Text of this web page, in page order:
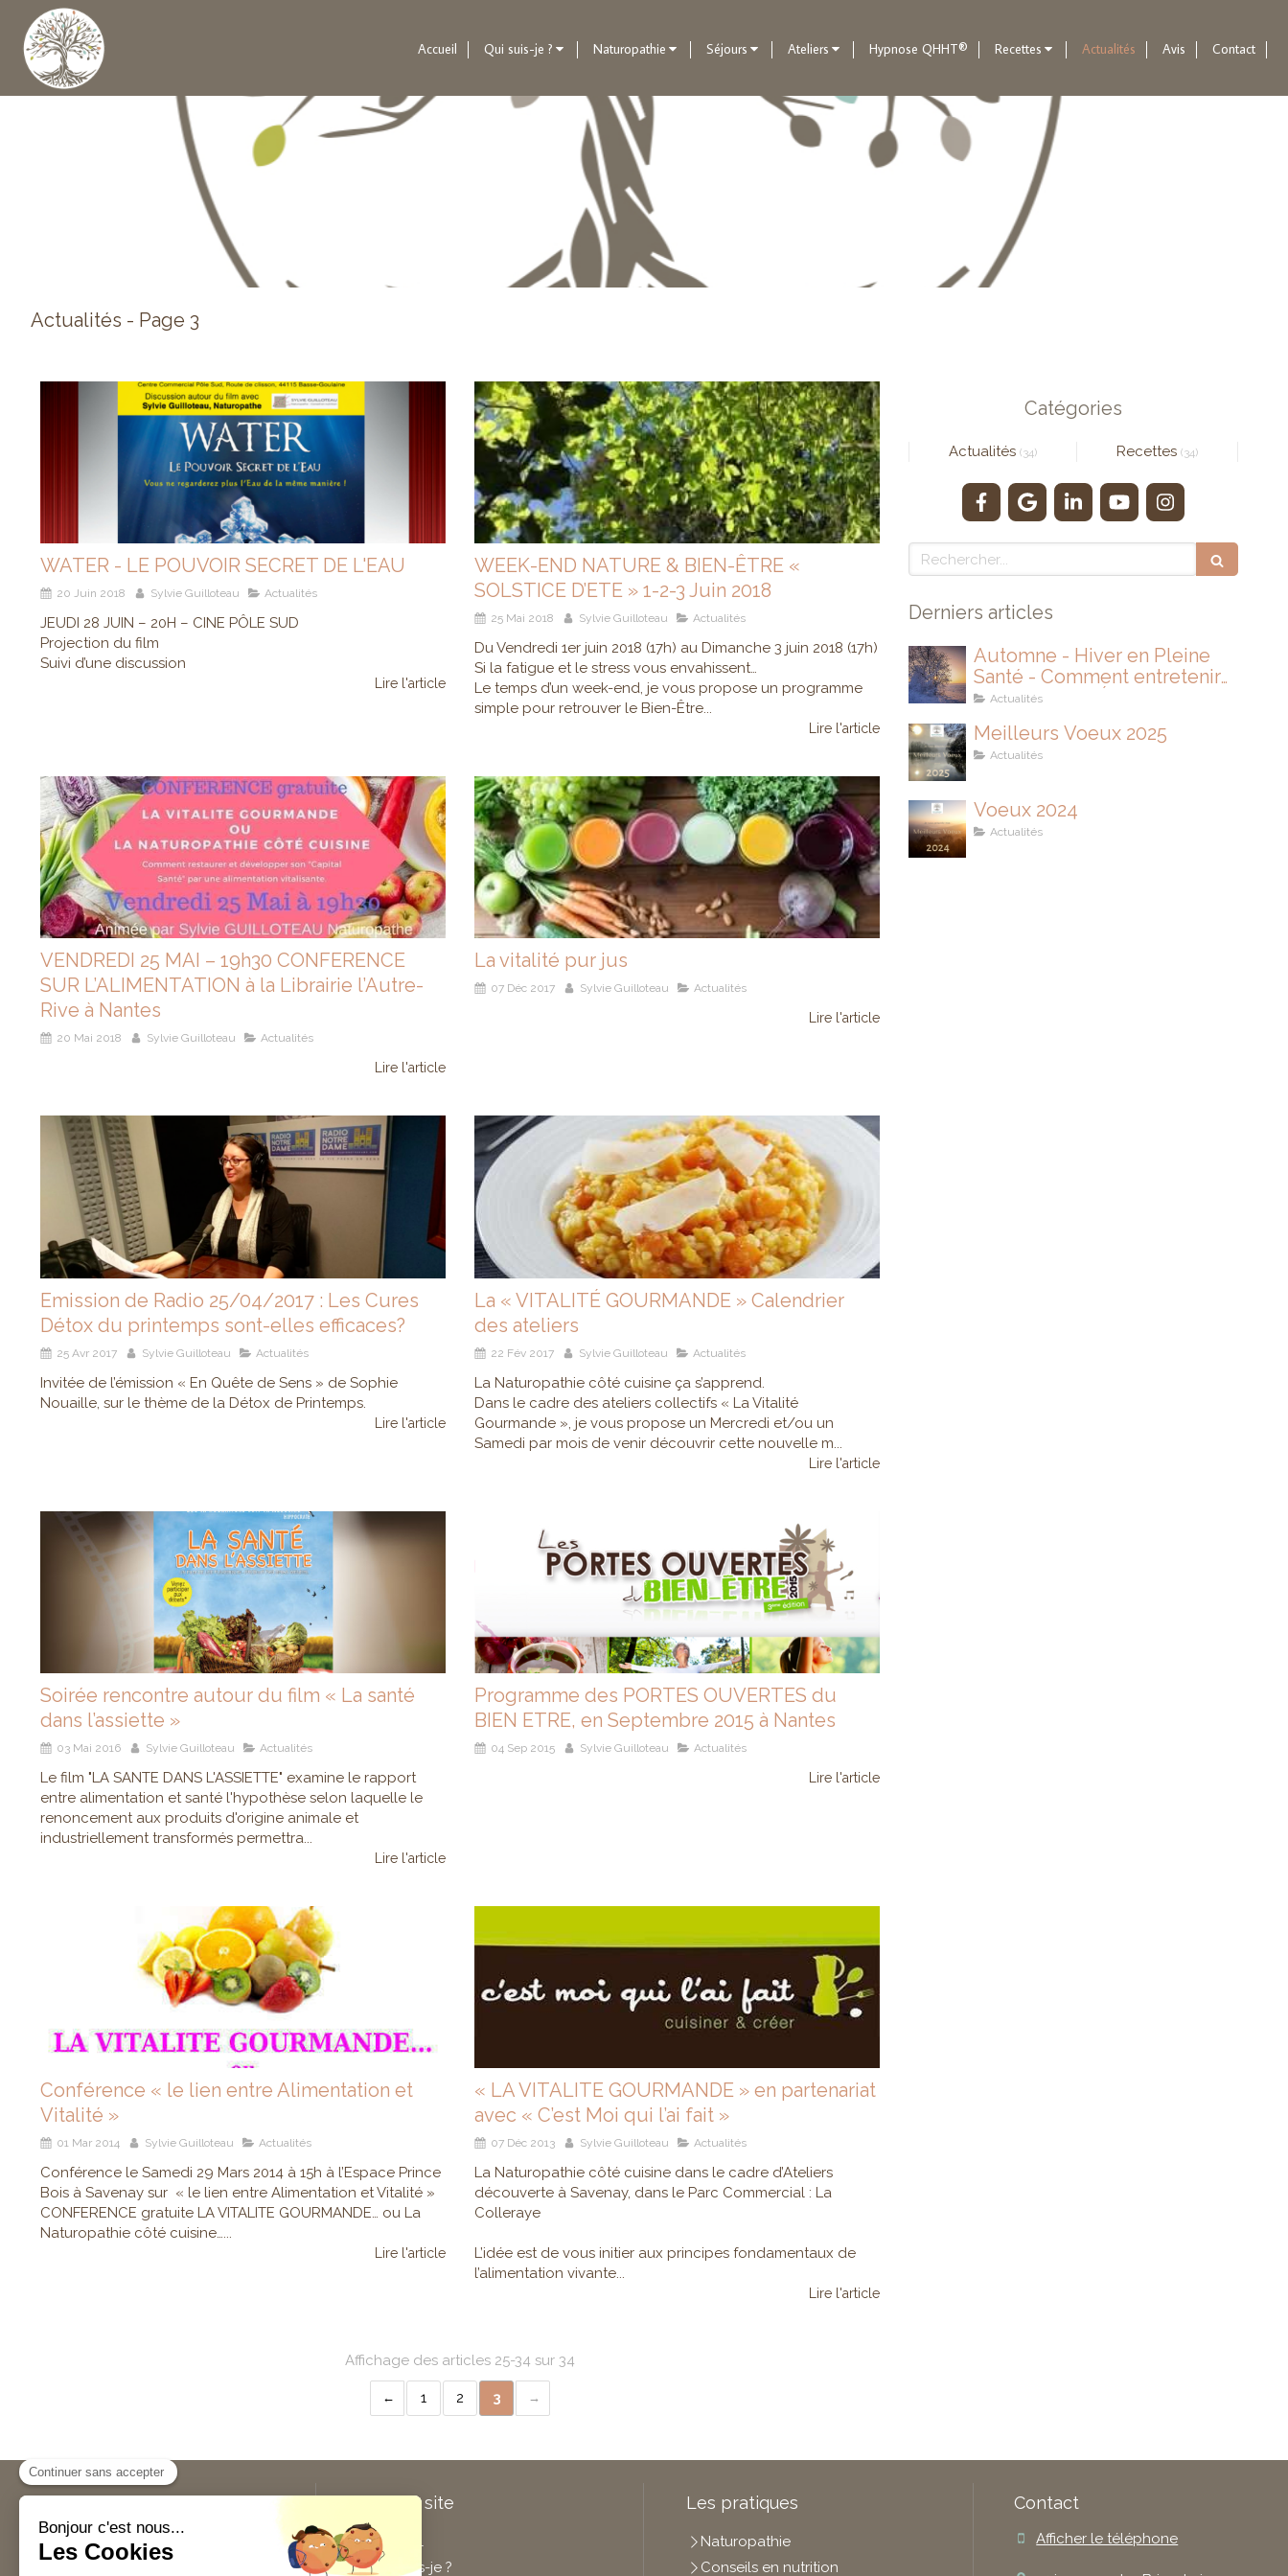
Accueil Qui suis-je ? Naturopathie Séjours Ateliers Hypnose QHHT® Recettes Actualités Avis Contact
Actualités - Page 3
WATER - LE POUVOIR SECRET DE L'EAU
20 Juin 2018 Sylvie Guilloteau Actualités
JEUDI 28 JUIN – 20H – CINE PÔLE SUD
Projection du film
Suivi d’une discussion
Lire l'article
WEEK-END NATURE & BIEN-ÊTRE «
SOLSTICE D’ETE » 1-2-3 Juin 2018
25 Mai 2018 Sylvie Guilloteau Actualités
Du Vendredi 1er juin 2018 (17h) au Dimanche 3 juin 2018 (17h)
Si la fatigue et le stress vous envahissent…
Le temps d’un week-end, je vous propose un programme
simple pour retrouver le Bien-Être...
Lire l'article
VENDREDI 25 MAI – 19h30 CONFERENCE
SUR L’ALIMENTATION à la Librairie l’Autre-
Rive à Nantes
20 Mai 2018 Sylvie Guilloteau Actualités
Lire l'article
La vitalité pur jus
07 Déc 2017 Sylvie Guilloteau Actualités
Lire l'article
Emission de Radio 25/04/2017 : Les Cures
Détox du printemps sont-elles efficaces?
25 Avr 2017 Sylvie Guilloteau Actualités
Invitée de l’émission « En Quête de Sens » de Sophie
Nouaille, sur le thème de la Détox de Printemps.
Lire l'article
La « VITALITÉ GOURMANDE » Calendrier
des ateliers
22 Fév 2017 Sylvie Guilloteau Actualités
La Naturopathie côté cuisine ça s’apprend.
Dans le cadre des ateliers collectifs « La Vitalité
Gourmande », je vous propose un Mercredi et/ou un
Samedi par mois de venir découvrir cette nouvelle m...
Lire l'article
Soirée rencontre autour du film « La santé
dans l’assiette »
03 Mai 2016 Sylvie Guilloteau Actualités
Le film "LA SANTE DANS L'ASSIETTE" examine le rapport
entre alimentation et santé l'hypothèse selon laquelle le
renoncement aux produits d'origine animale et
industriellement transformés permettra...
Lire l'article
Programme des PORTES OUVERTES du
BIEN ETRE, en Septembre 2015 à Nantes
04 Sep 2015 Sylvie Guilloteau Actualités
Lire l'article
Conférence « le lien entre Alimentation et
Vitalité »
01 Mar 2014 Sylvie Guilloteau Actualités
Conférence le Samedi 29 Mars 2014 à 15h à l’Espace Prince
Bois à Savenay sur « le lien entre Alimentation et Vitalité »
CONFERENCE gratuite LA VITALITE GOURMANDE… ou La
Naturopathie côté cuisine…...
Lire l'article
« LA VITALITE GOURMANDE » en partenariat
avec « C’est Moi qui l’ai fait »
07 Déc 2013 Sylvie Guilloteau Actualités
La Naturopathie côté cuisine dans le cadre d’Ateliers
découverte à Savenay, dans le Parc Commercial : La
Colleraye
L’idée est de vous initier aux principes fondamentaux de
l’alimentation vivante...
Lire l'article
Affichage des articles 25-34 sur 34
1 2 3
Catégories
Actualités (34) Recettes (34)
Rechercher
Derniers articles
Automne - Hiver en Pleine
Santé - Comment entretenir
son IMMUNITÉ
Actualités
Meilleurs Voeux 2025
Actualités
Voeux 2024
Actualités
Sylvie Guilloteauest
naturopathe à Vertou et
Plan du site
Accueil
Qui suis-je ?
Les pratiques
Naturopathie
Conseils en nutrition
Contact
Afficher le téléphone